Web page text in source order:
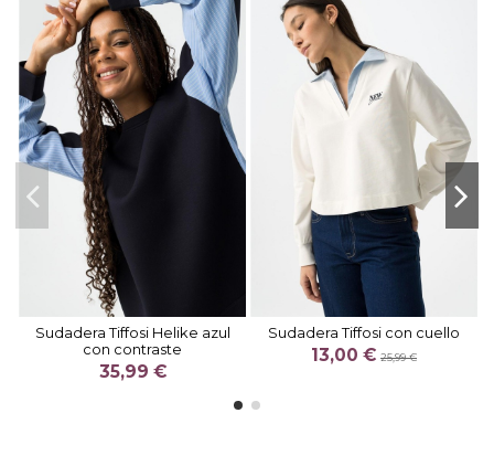
Sudadera Tiffosi Helike azul
con contraste
35,99 €
Sudadera Tiffosi con cuello
13,00 € 25,99 €